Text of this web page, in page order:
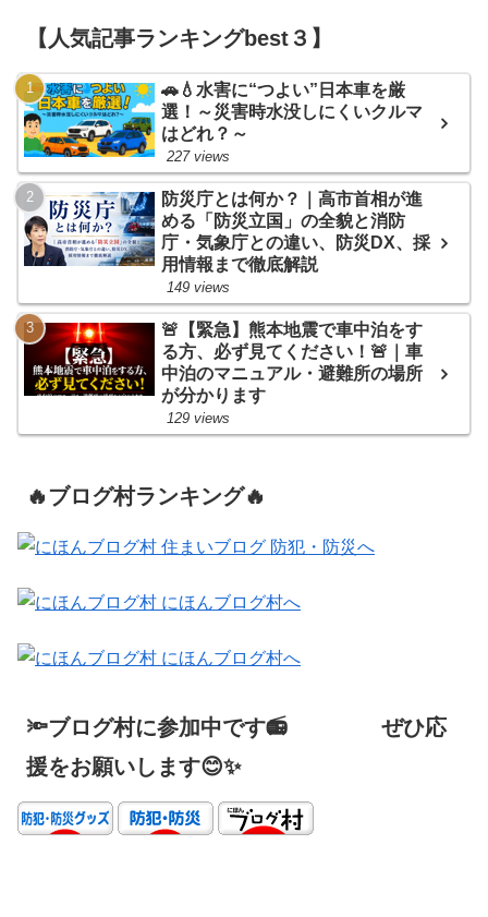
【人気記事ランキングbest３】
🚗💧水害に“つよい”日本車を厳
選！～災害時水没しにくいクルマ
はどれ？～
227 views
防災庁とは何か？｜高市首相が進
める「防災立国」の全貌と消防
庁・気象庁との違い、防災DX、採
用情報まで徹底解説
149 views
🚨【緊急】熊本地震で車中泊をす
る方、必ず見てください！🚨｜車
中泊のマニュアル・避難所の場所
が分かります
129 views
🔥ブログ村ランキング🔥
🔦ブログ村に参加中です📻 ぜひ応
援をお願いします😊✨